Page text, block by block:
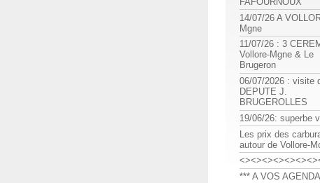
14/07/26 A
Mgne
11/07/26 : 3
Vollore-Mgne & Le
Brugeron
06/07/2026 : visite
DEPUTE J.
BRUGEROLLES
19/06/26: superbe
Les prix des
autour de Vollore-
*** A VOS